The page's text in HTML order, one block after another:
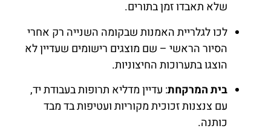
שלא תאבדו זמן בתורים.
לכו לגלריית האמנות שבקומה השנייה רק אחרי
הסיור הראשי – שם מוצגים רישומים שעדיין לא
הוצגו בתערוכות החיצוניות.
בית המרקחת: עדיין מדליא תרופות בעבודת יד,
עם צנצנות זכוכית מקוריות ועטיפות בד מבד
כותנה.